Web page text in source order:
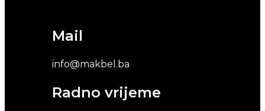
Mail
info@makbel.ba
Radno vrijeme